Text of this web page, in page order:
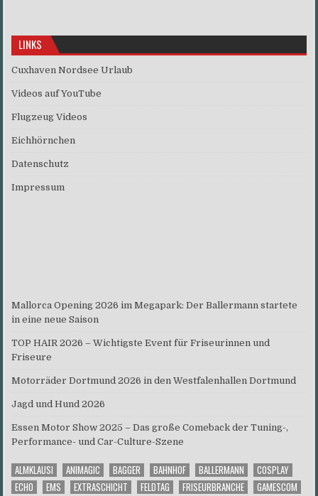
LINKS
Cuxhaven Nordsee Urlaub
Videos auf YouTube
Flugzeug Videos
Eichhörnchen
Datenschutz
Impressum
Mallorca Opening 2026 im Megapark: Der Ballermann startete
in eine neue Saison
TOP HAIR 2026 – Wichtigste Event für Friseurinnen und
Friseure
Motorräder Dortmund 2026 in den Westfalenhallen Dortmund
Jagd und Hund 2026
Essen Motor Show 2025 – Das große Comeback der Tuning-,
Performance- und Car-Culture-Szene
ALMKLAUSI ANIMAGIC BAGGER BAHNHOF BALLERMANN
COSPLAY
ECHO
EMS EXTRASCHICHT FELDTAG FRISEURBRANCHE
GAMESCOM